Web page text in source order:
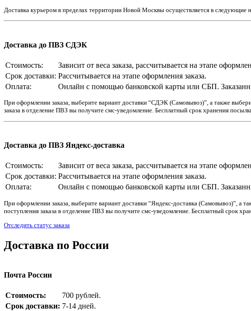
Доставка курьером в пределах территории Новой Москвы осуществляется в
Доставка до ПВЗ СДЭК
Стоимость:
Зависит от веса заказа, рассчитывается на этапе
Срок доставки: Рассчитывается на этапе оформления заказа.
Оплата:
Онлайн с помощью банковской карты или СБП.
При оформлении заказа, выберите вариант доставки “СДЭК (Самовывоз)”, а также
заказа в отделение ПВЗ вы получите смс-уведомление. Бесплатный срок хранения
Доставка до ПВЗ Яндекс-доставка
Стоимость:
Зависит от веса заказа, рассчитывается на этапе
Срок доставки: Рассчитывается на этапе оформления заказа.
Оплата:
Онлайн с помощью банковской карты или СБП.
При оформлении заказа, выберите вариант доставки “Яндекс-доставка (Самовывоз)”, а
поступления заказа в отделение ПВЗ вы получите смс-уведомление. Бесплатный срок
Отследить статус заказа
Доставка по России
Почта России
Стоимость:
700 рублей.
Срок доставки: 7-14 дней.